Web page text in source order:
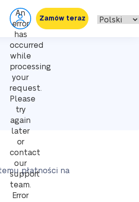
An
error
has
occurred
while
processing
your
request.
Please
try
again
later
or
contact
our
support
team.
Error
Zamów teraz
płatności na